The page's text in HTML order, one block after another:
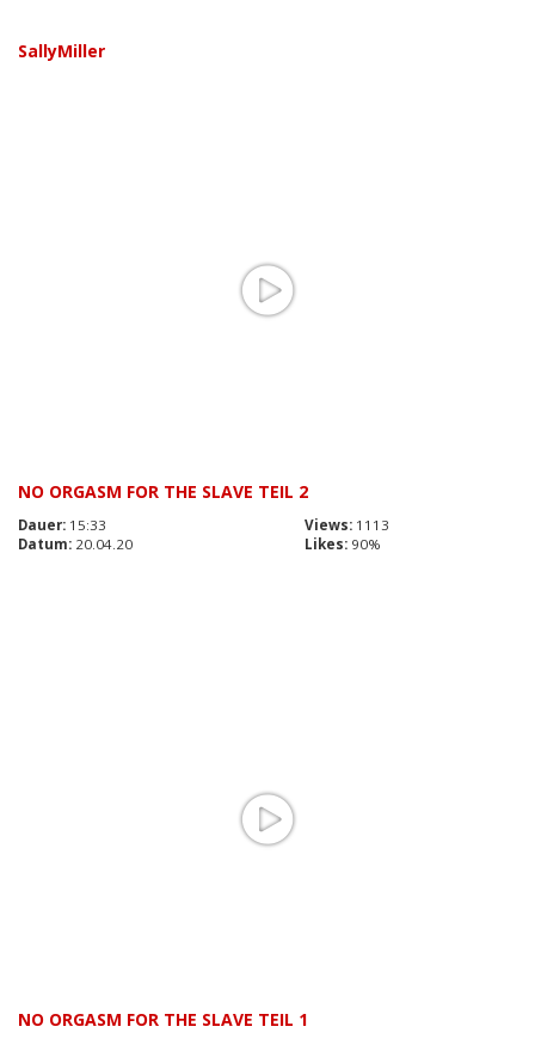
SallyMiller
NO ORGASM FOR THE SLAVE TEIL 2
Dauer: 15:33 Views: 1113
Datum: 20.04.20 Likes: 90%
NO ORGASM FOR THE SLAVE TEIL 1